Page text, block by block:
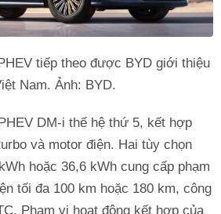
tiếp theo được BYD giới thiệu
Nam. Ảnh: BYD.
DM-i thế hệ thứ 5, kết hợp
và motor điện. Hai tùy chọn
hoặc 36,6 kWh cung cấp phạm
tối đa 100 km hoặc 180 km, công
Phạm vi hoạt động kết hợp của